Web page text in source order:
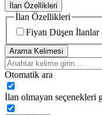
İlan Özellikleri
İlan Özellikleri
Fiyatı Düşen İlanlar
Arama Kelimesi
Otomatik ara
İlan olmayan seçenekleri